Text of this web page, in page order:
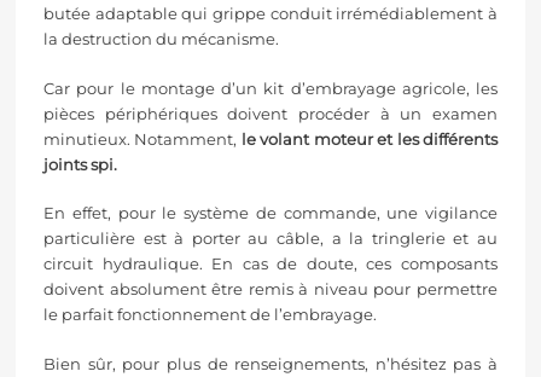
butée adaptable qui grippe conduit irrémédiablement à
la destruction du mécanisme.
Car pour le montage d’un kit d’embrayage agricole, les
pièces périphériques doivent procéder à un examen
minutieux. Notamment, le volant moteur et les différents
joints spi.
En effet, pour le système de commande, une vigilance
particulière est à porter au câble, a la tringlerie et au
circuit hydraulique. En cas de doute, ces composants
doivent absolument être remis à niveau pour permettre
le parfait fonctionnement de l’embrayage.
Bien sûr, pour plus de renseignements, n’hésitez pas à